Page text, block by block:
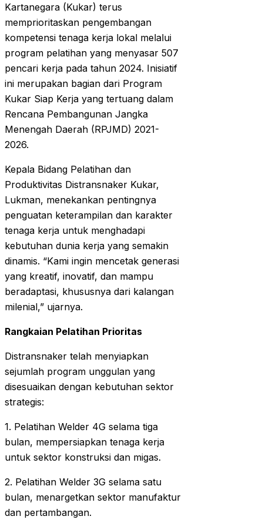
Kartanegara (Kukar) terus
memprioritaskan pengembangan
kompetensi tenaga kerja lokal melalui
program pelatihan yang menyasar 507
pencari kerja pada tahun 2024. Inisiatif
ini merupakan bagian dari Program
Kukar Siap Kerja yang tertuang dalam
Rencana Pembangunan Jangka
Menengah Daerah (RPJMD) 2021-
2026.
Kepala Bidang Pelatihan dan
Produktivitas Distransnaker Kukar,
Lukman, menekankan pentingnya
penguatan keterampilan dan karakter
tenaga kerja untuk menghadapi
kebutuhan dunia kerja yang semakin
dinamis. “Kami ingin mencetak generasi
yang kreatif, inovatif, dan mampu
beradaptasi, khususnya dari kalangan
milenial,” ujarnya.
Rangkaian Pelatihan Prioritas
Distransnaker telah menyiapkan
sejumlah program unggulan yang
disesuaikan dengan kebutuhan sektor
strategis:
1. Pelatihan Welder 4G selama tiga
bulan, mempersiapkan tenaga kerja
untuk sektor konstruksi dan migas.
2. Pelatihan Welder 3G selama satu
bulan, menargetkan sektor manufaktur
dan pertambangan.